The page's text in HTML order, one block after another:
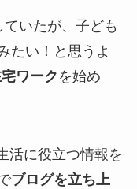
いたが、子ども
たい！と思うよ
ワーク を始め
活に役立つ情報を
ブログを立ち上